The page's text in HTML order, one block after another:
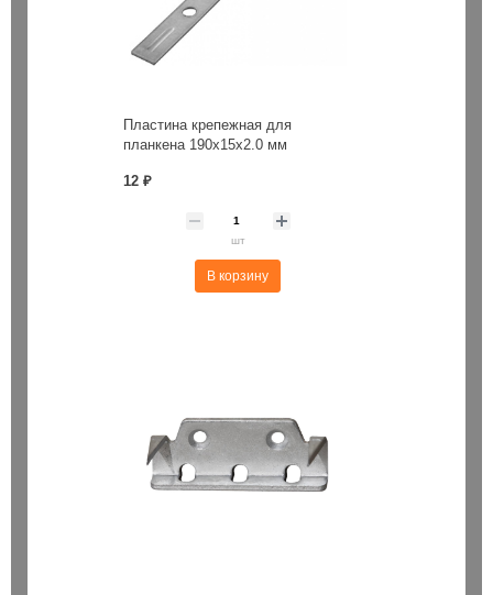
Пластина крепежная для
планкена 190х15х2.0 мм
12 ₽
шт
В корзину